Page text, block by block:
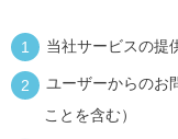
当社サービスの提
ユーザーからのお
ことを含む）